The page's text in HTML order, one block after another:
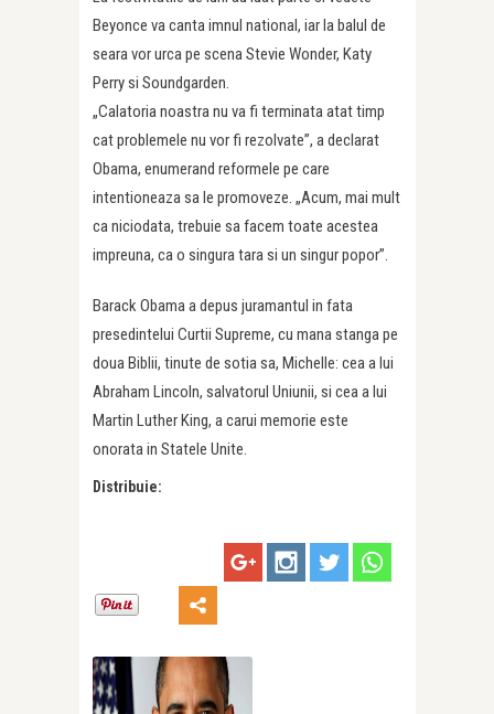
Beyonce va canta imnul national, iar la balul de
seara vor urca pe scena Stevie Wonder, Katy
Perry si Soundgarden.
„Calatoria noastra nu va fi terminata atat timp
cat problemele nu vor fi rezolvate”, a declarat
Obama, enumerand reformele pe care
intentioneaza sa le promoveze. „Acum, mai mult
ca niciodata, trebuie sa facem toate acestea
impreuna, ca o singura tara si un singur popor”.
Barack Obama a depus juramantul in fata
presedintelui Curtii Supreme, cu mana stanga pe
doua Biblii, tinute de sotia sa, Michelle: cea a lui
Abraham Lincoln, salvatorul Uniunii, si cea a lui
Martin Luther King, a carui memorie este
onorata in Statele Unite.
Distribuie: